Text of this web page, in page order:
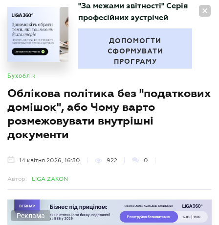
UA
БУХГАЛТЕР
"За межами звітності" Серія
професійних зустрічей
ДОПОМОГТИ
СФОРМУВАТИ
ПРОГРАМУ
Бухоблік
Облікова політика без "податкових
домішок", або Чому варто
розмежовувати внутрішні
документи
14 квітня 2026, 16:30 922 0
Автор: LIGA ZAKON
Реклама